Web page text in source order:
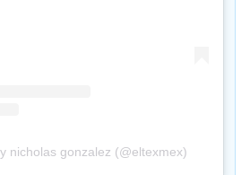
nicholas gonzalez (@eltexmex)